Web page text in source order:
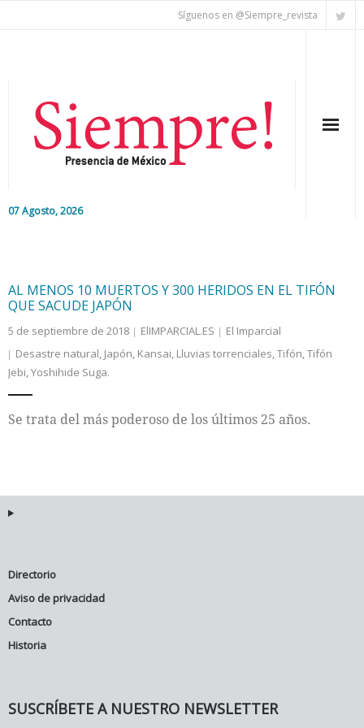
Síguenos en @Siempre_revista
07 Agosto, 2026
Colaboradores
AL MENOS 10 MUERTOS Y 300 HERIDOS EN EL TIFÓN
QUE SACUDE JAPÓN
5 de septiembre de 2018 ElIMPARCIAL.ES
El Imparcial
Desastre natural, Japón, Kansai, Lluvias torrenciales,Tifón,Tifón
Jebi,Yoshihide Suga.
Se trata del más poderoso de los últimos 25 años.
Directorio
Aviso de privacidad
Contacto
Historia
SUSCRÍBETE A NUESTRO NEWSLETTER